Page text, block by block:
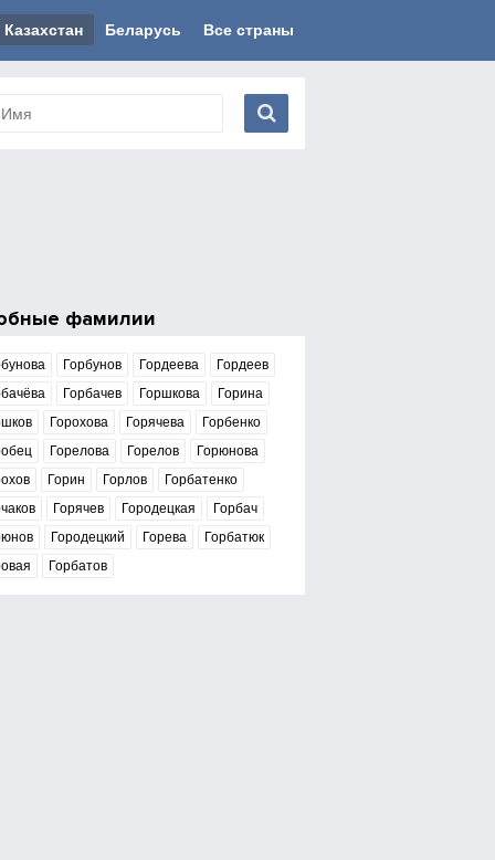
Казахстан Беларусь Все страны
фамилии
Горбунов Гордеева
Гордеев
Горбачев Горшкова
Горина
Горохова Горячева
Горбенко
Горелова Горелов
Горюнова
Горин Горлов
Горбатенко
Горячев Городецкая
Горбач
Городецкий Горева
Горбатюк
Горбатов